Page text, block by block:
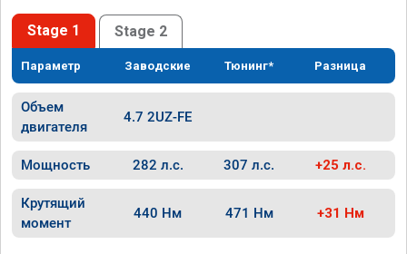
Stage 1 Stage 2
Параметр Заводские Тюнинг* Разница
Объем
двигателя
4.7 2UZ-FE
Мощность 282 л.с. 307 л.с. +25 л.с.
Крутящий
момент
440 Нм 471 Нм +31 Нм